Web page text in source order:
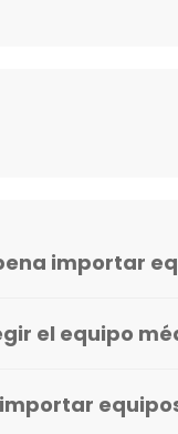
importar
el equipo